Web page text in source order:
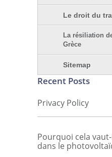
Le droit du
La résiliation
Grèce
Sitemap
Recent Posts
Privacy Policy
Pourquoi cela
dans le